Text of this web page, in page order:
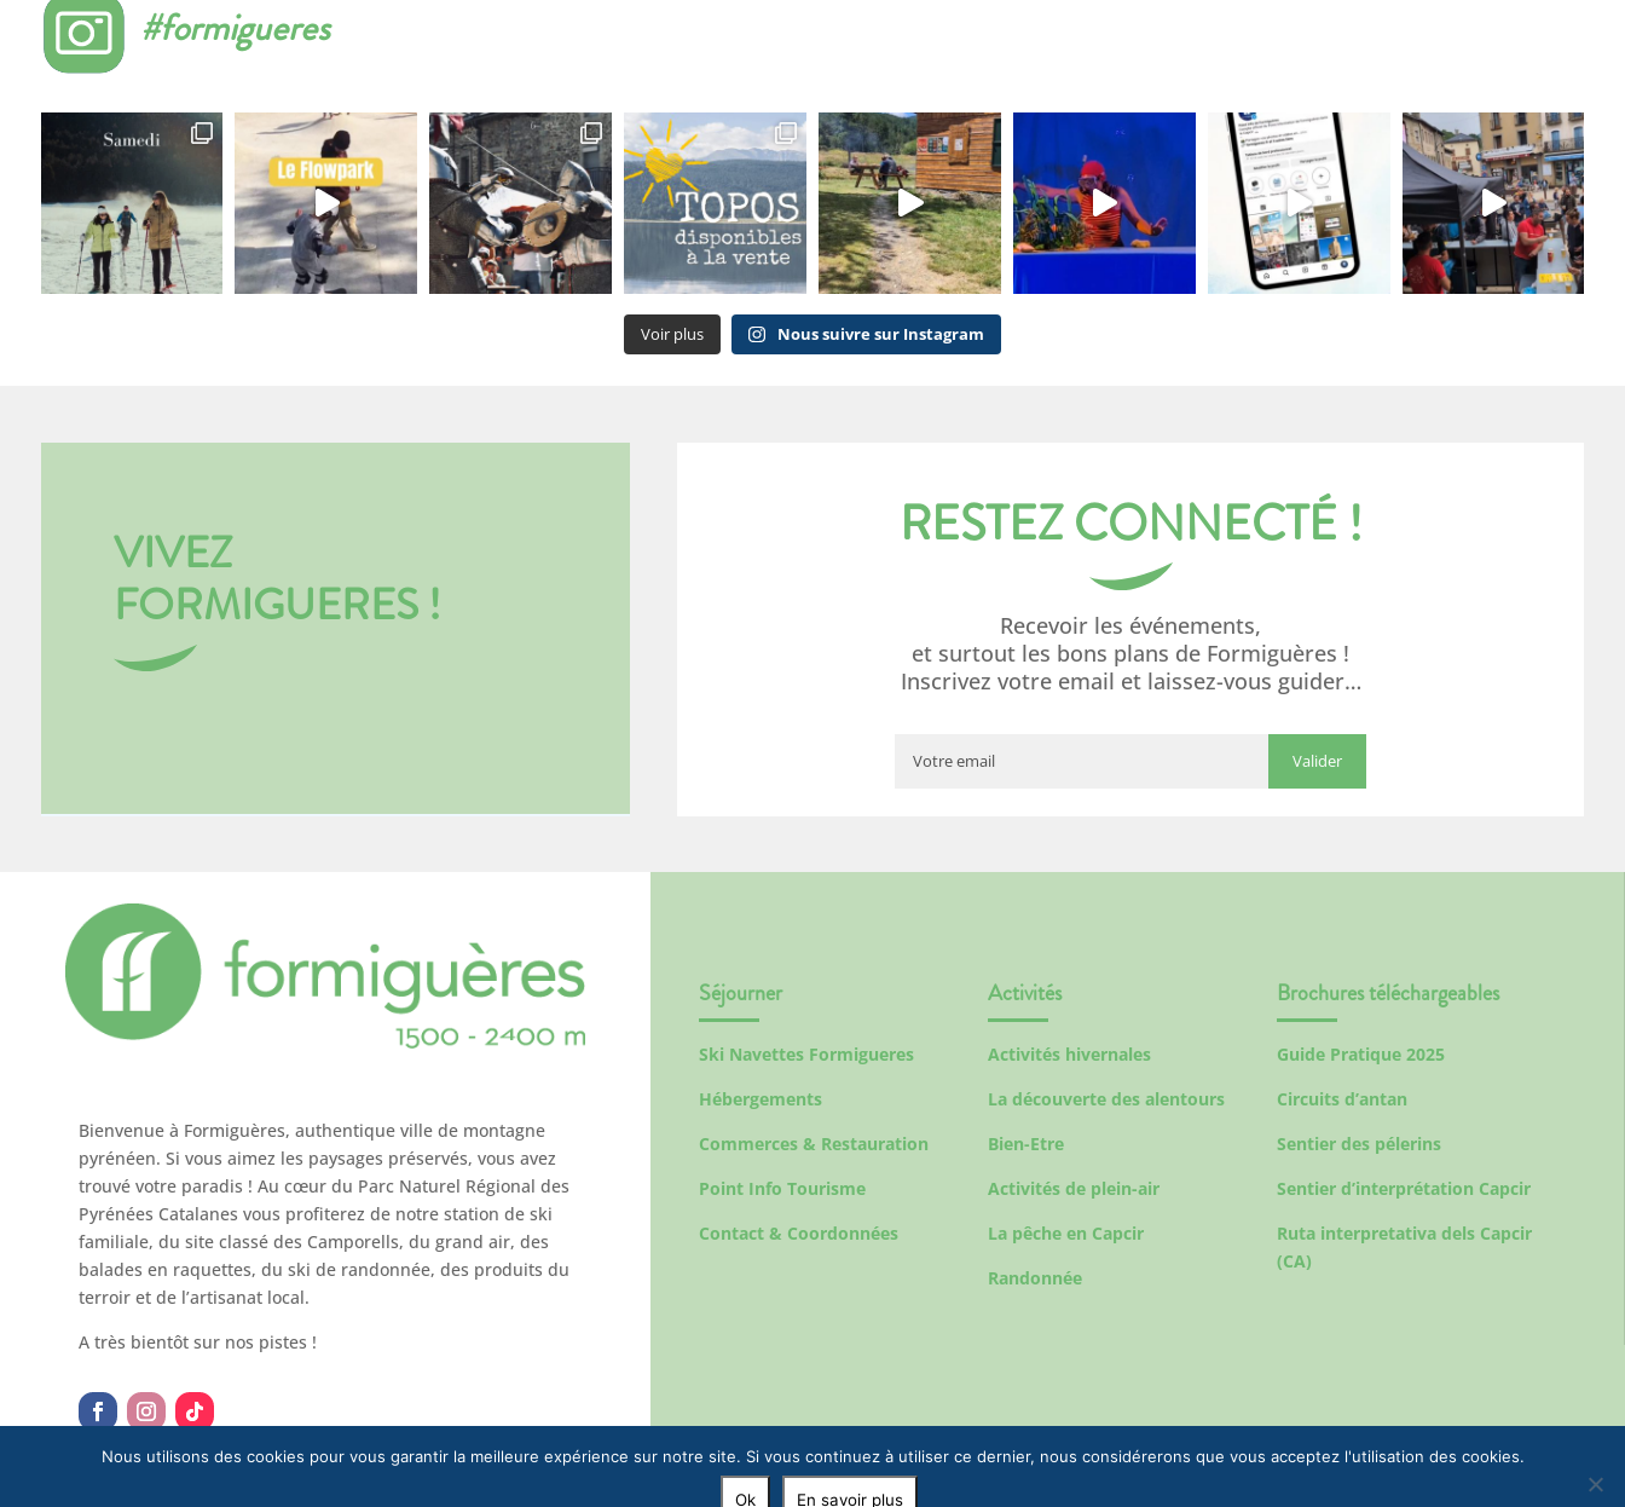
#formigueres
Voir plus Nous suivre sur Instagram
VIVEZ
FORMIGUERES !
RESTEZ CONNECTÉ !
Recevoir les événements,
et surtout les bons plans de Formiguères !
Inscrivez votre email et laissez-vous guider…
Bienvenue à Formiguères, authentique ville de montagne
pyrénéen. Si vous aimez les paysages préservés, vous avez
trouvé votre paradis ! Au cœur du Parc Naturel Régional des
Pyrénées Catalanes vous profiterez de notre station de ski
familiale, du site classé des Camporells, du grand air, des
balades en raquettes, du ski de randonnée, des produits du
terroir et de l’artisanat local.
A très bientôt sur nos pistes !
Séjourner
Ski Navettes Formigueres
Hébergements
Commerces & Restauration
Point Info Tourisme
Contact & Coordonnées
Activités
Activités hivernales
La découverte des alentours
Bien-Etre
Activités de plein-air
La pêche en Capcir
Randonnée
Brochures téléchargeables
Guide Pratique 2025
Circuits d’antan
Sentier des pélerins
Sentier d’interprétation Capcir
Ruta interpretativa dels Capcir
(CA)
Nous utilisons des cookies pour vous garantir la meilleure expérience sur notre site. Si vous continuez à utiliser ce dernier, nous considérerons que vous acceptez l'utilisation des cookies.
Ok En savoir plus